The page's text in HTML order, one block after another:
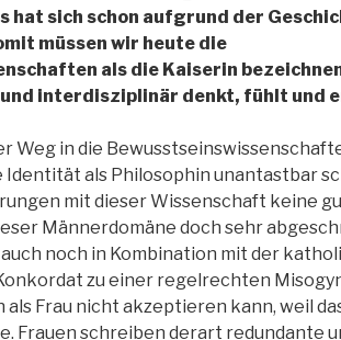
hat sich schon aufgrund der
müssen wir heute die
als die Kaiserin
interdisziplinär denkt, fühlt und
Weg in die
Identität als Philosophin unantastbar
mit dieser Wissenschaft keine
Männerdomäne doch sehr
noch in Kombination mit der
zu einer regelrechten
Frau nicht akzeptieren kann, weil
Frauen schreiben derart redundante